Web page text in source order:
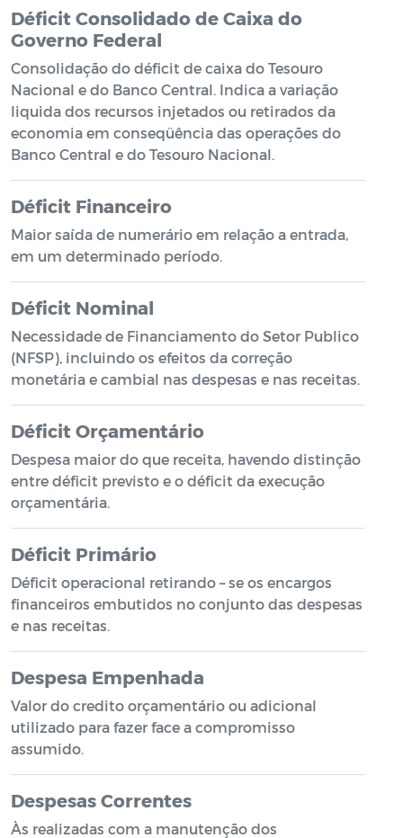
Déficit Consolidado de Caixa do
Governo Federal
Consolidação do déficit de caixa do Tesouro
Nacional e do Banco Central. Indica a variação
liquida dos recursos injetados ou retirados da
economia em conseqüência das operações do
Banco Central e do Tesouro Nacional.
Déficit Financeiro
Maior saída de numerário em relação a entrada,
em um determinado período.
Déficit Nominal
Necessidade de Financiamento do Setor Publico
(NFSP), incluindo os efeitos da correção
monetária e cambial nas despesas e nas receitas.
Déficit Orçamentário
Despesa maior do que receita, havendo distinção
entre déficit previsto e o déficit da execução
orçamentária.
Déficit Primário
Déficit operacional retirando – se os encargos
financeiros embutidos no conjunto das despesas
e nas receitas.
Despesa Empenhada
Valor do credito orçamentário ou adicional
utilizado para fazer face a compromisso
assumido.
Despesas Correntes
Às realizadas com a manutenção dos